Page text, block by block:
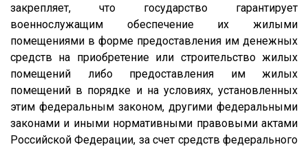
закрепляет, что государство гарантирует
военнослужащим обеспечение их жилыми
помещениями в форме предоставления им денежных
средств на приобретение или строительство жилых
помещений либо предоставления им жилых
помещений в порядке и на условиях, установленных
этим федеральным законом, другими федеральными
законами и иными нормативными правовыми актами
Российской Федерации, за счет средств федерального